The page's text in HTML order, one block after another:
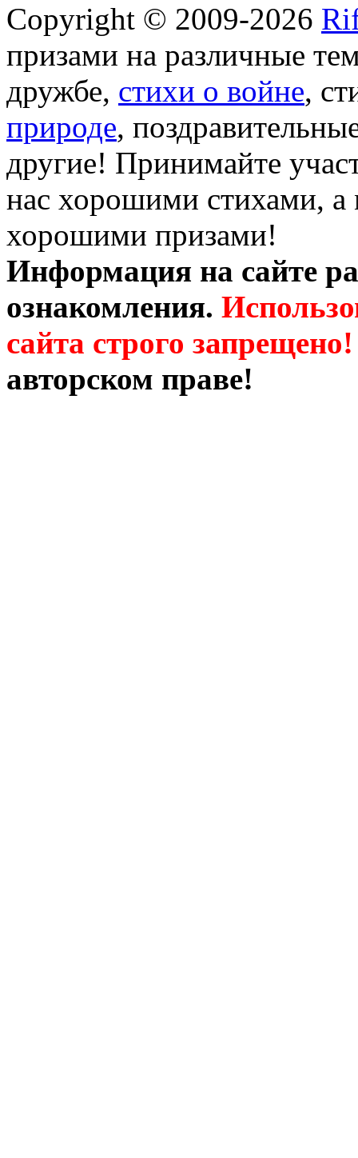
Copyright © 2009-2026
призами на различные
дружбе, стихи о войне,
природе,
другие! Принимайте
нас хорошими стихами, а
хорошими призами!
Информация на сайте
ознакомления.
сайта строго запрещено!
авторском праве!